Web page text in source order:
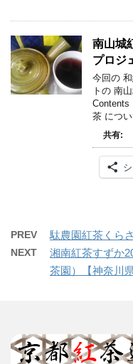
南山城
プロジ
今回の
トの 南
Contents
茶 につ
共有:
PREV 駄農園紅茶くら
NEXT
湘南紅茶すずか
茶園）【神奈川県